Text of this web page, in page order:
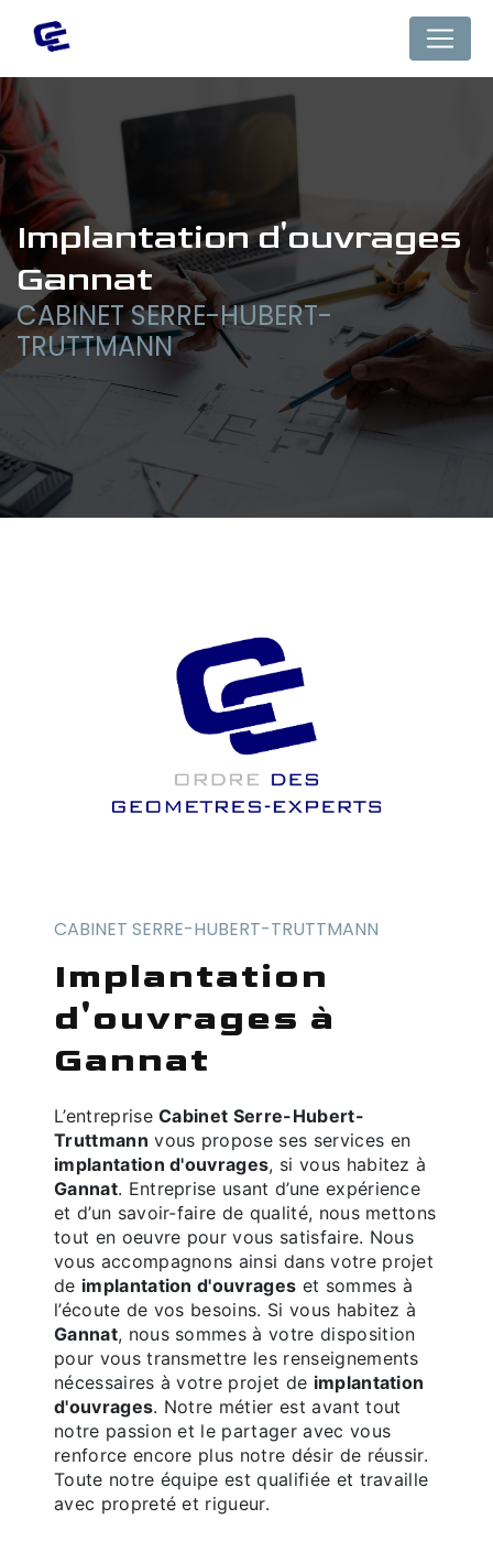
implantation d'ouvrages
Gannat
CABINET SERRE-HUBERT-
TRUTTMANN
CABINET SERRE-HUBERT-TRUTTMANN
implantation
d'ouvrages à
Gannat
L’entrepriseCabinet Serre-Hubert-
Truttmann vous propose ses services en
implantation d'ouvrages, si vous habitez à
Gannat. Entreprise usant d’une expérience
et d’un savoir-faire de qualité, nous mettons
tout en oeuvre pour vous satisfaire. Nous
vous accompagnons ainsi dans votre projet
de implantation d'ouvrages et sommes à
l’écoute de vos besoins. Si vous habitez à
Gannat, nous sommes à votre disposition
pour vous transmettre les renseignements
nécessaires à votre projet de implantation
d'ouvrages. Notre métier est avant tout
notre passion et le partager avec vous
renforce encore plus notre désir de réussir.
Toute notre équipe est qualifiée et travaille
avec propreté et rigueur.